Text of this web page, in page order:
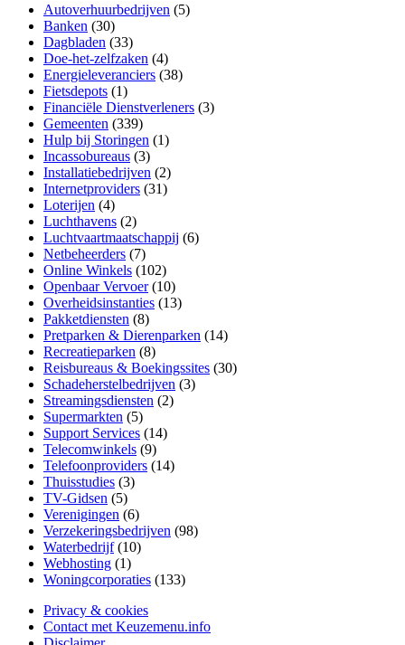
Autoverhuurbedrijven (5)
Banken (30)
Dagbladen (33)
Doe-het-zelfzaken (4)
Energieleveranciers (38)
Fietsdepots (1)
Financiële Dienstverleners (3)
Gemeenten (339)
Hulp bij Storingen (1)
Incassobureaus (3)
Installatiebedrijven (2)
Internetproviders (31)
Loterijen (4)
Luchthavens (2)
Luchtvaartmaatschappij (6)
Netbeheerders (7)
Online Winkels (102)
Openbaar Vervoer(10)
Overheidsinstanties (13)
Pakketdiensten (8)
Pretparken & Dierenparken (14)
Recreatieparken (8)
Reisbureaus & Boekingssites (30)
Schadeherstelbedrijven (3)
Streamingsdiensten (2)
Supermarkten (5)
Support Services (14)
Telecomwinkels (9)
Telefoonproviders (14)
Thuisstudies (3)
TV-Gidsen (5)
Verenigingen (6)
Verzekeringsbedrijven (98)
Waterbedrijf(10)
Webhosting (1)
Woningcorporaties (133)
Privacy & cookies
Contact met Keuzemenu.info